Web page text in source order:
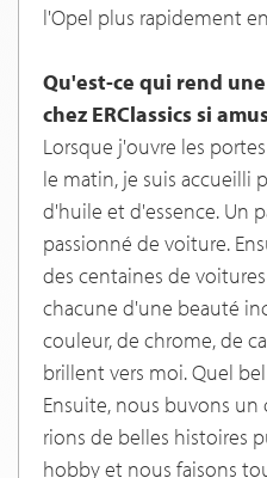
l'Opel plus rapidement
Qu'est-ce qui rend
chez ERClassics si
Lorsque j'ouvre les
le matin, je suis accueilli
d'huile et d'essence. Un
passionné de voiture.
des centaines de
chacune d'une beauté
couleur, de chrome, de
brillent vers moi. Quel
Ensuite, nous buvons un
rions de belles histoires
hobby et nous faisons